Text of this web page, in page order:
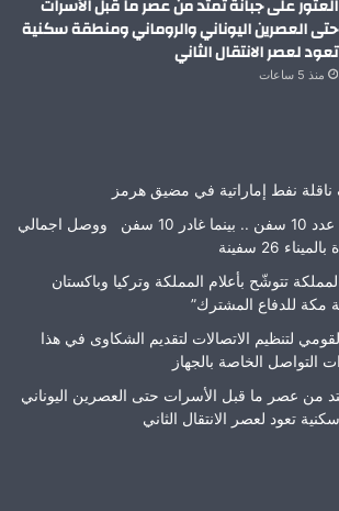
العثور على جبانة تمتد من عصر ما قبل الأسرات
حتى العصرين اليوناني والروماني ومنطقة سكنية
تعود لعصر الانتقال الثاني
منذ 5 ساعات
نفط إماراتية في مضيق هرمز
ميناء دمياط يستقبل عدد 10 سفن .. بينما غادر 10 سفن ووصل اجمالي
26 سفينة
تتوشّح بأعلام المملكة وتركيا وباكستان
مكة للدفاع المشترك”
لتنظيم الاتصالات لتقديم الشكاوى في هذا
التواصل الخاصة بالجهاز
من عصر ما قبل الأسرات حتى العصرين اليوناني
تعود لعصر الانتقال الثاني